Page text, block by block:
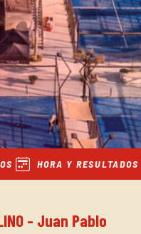
HORA Y RESULTADOS
- Juan Pablo